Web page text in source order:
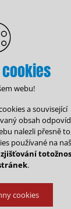
webu!
a související
obsah
nalezli přesně
používané na
.
cookies